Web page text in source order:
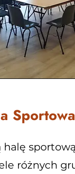
Sportowa
halę
różnych